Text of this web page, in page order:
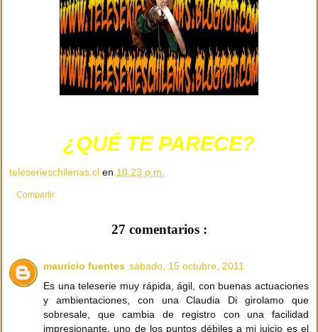
¿QUÉ TE PARECE?
teleserieschilenas.cl en 10:23 p.m.
Compartir
27 comentarios :
mauricio fuentes sábado, 15 octubre, 2011
Es una teleserie muy rápida, ágil, con buenas actuaciones
y ambientaciones, con una Claudia Di girolamo que
sobresale, que cambia de registro con una facilidad
impresionante, uno de los puntos débiles a mi juicio es el